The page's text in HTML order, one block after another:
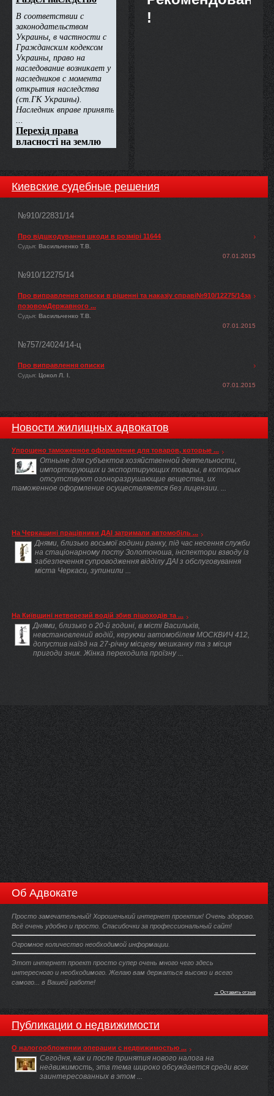
!
Киевские судебные решения
№910/22831/14
Про відшкодування шкоди в розмірі 11644
Судья: Васильченко Т.В.
07.01.2015
№910/12275/14
Про виправлення описки в рішенні та наказіу справі№910/12275/14за
позовомДержавного ...
Судья: Васильченко Т.В.
07.01.2015
№757/24024/14-ц
Про виправлення описки
Судья: Цокол Л. І.
07.01.2015
Новости жилищных адвокатов
Упрощено таможенное оформление для товаров, которые ...
Отныне для субъектов хозяйственной деятельности,
импортирующих и экспортирующих товары, в которых
отсутствуют озоноразрушающие вещества, их
таможенное оформление осуществляется без лицензии. ...
На Черкащині працівники ДАІ затримали автомобіль ...
Днями, близько восьмої години ранку, під час несення служби
на стаціонарному посту Золотоноша, інспектори взводу із
забезпечення супроводження відділу ДАІ з обслуговування
міста Черкаси, зупинили ...
На Київщині нетверезий водій збив пішоходів та ...
Днями, близько о 20-й годині, в місті Васильків,
невстановлений водій, керуючи автомобілем МОСКВИЧ 412,
допустив наїзд на 27-річну місцеву мешканку та з місця
пригоди зник. Жінка переходила проїзну ...
Об Адвокате
Просто замечательный! Хорошенький интернет проектик! Очень здорово.
Всё очень удобно и просто. Спасибочки за профессиональный сайт!
Огромное количество необходимой информации.
Этот интернет проект просто супер очень много чего здесь
интересного и необходимого. Желаю вам держаться высоко и всего
самого... в Вашей работе!
→ Оставить отзыв
Публикации о недвижимости
О налогообложении операции с недвижимостью ...
Сегодня, как и после принятия нового налога на
недвижимость, эта тема широко обсуждается среди всех
заинтересованных в этом ...